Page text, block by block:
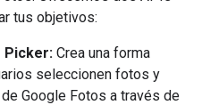
tus objetivos:
Picker: Crea una forma
seleccionen fotos y
Google Fotos a través de